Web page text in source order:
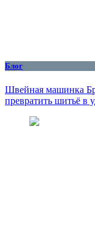
Блог
Швейная машинка
превратить шитьё в